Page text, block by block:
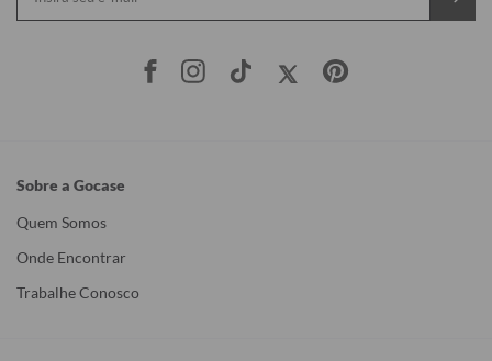
Sobre a Gocase
Quem Somos
Onde Encontrar
Trabalhe Conosco